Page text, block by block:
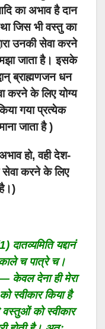
का अभाव है दान
जिस भी वस्तु का
उनकी सेवा करने
जाता है। इसके
ब्राह्मणजन धन
करने के लिए योग्य
गया प्रत्येक
जाता है )
हो, वही देश-
सेवा करने के लिए
यद्दानं
च पात्रे च।
— केवल देना ही मेरा
स्वीकार किया है
वस्तुओं को स्वीकार